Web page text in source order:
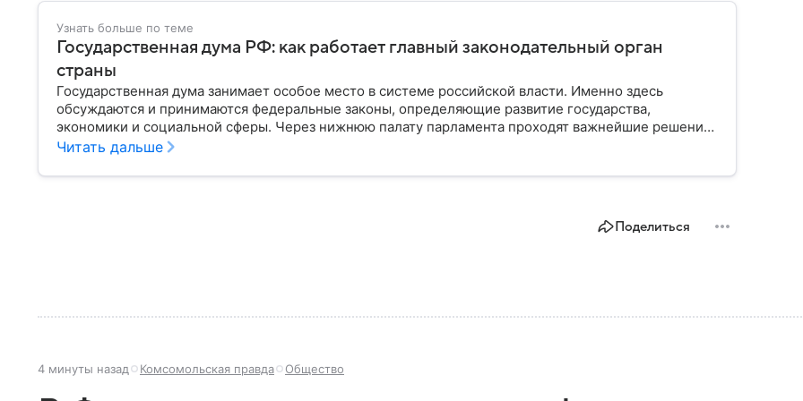
Узнать больше по теме
Государственная дума РФ: как работает главный законодательный орган
страны
Государственная дума занимает особое место в системе российской власти. Именно здесь
обсуждаются и принимаются федеральные законы, определяющие развитие государства,
экономики и социальной сферы. Через нижнюю палату парламента проходят важнейшие решения,
затрагивающие жизнь миллионов граждан. Разбираемся, как устроена Госдума, какие полномочия
Читать дальше
Поделиться
4 минуты назад Комсомольская правда Общество